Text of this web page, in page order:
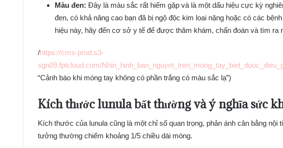
Màu đen: Đây là màu sắc rất hiếm gặp và là một dấu hiệu cực kỳ
đen, có khả năng cao bạn đã bị ngộ độc kim loại nặng hoặc có các
hiệu này, hãy đến cơ sở y tế để được thăm khám, chẩn đoán và tìm ra
/https://cms-prod.s3-
sgn09.fptcloud.com/
“Cảnh báo khi móng tay không có phần trắng có màu sắc lạ”)
Kích thước lunula bất thường và ý nghĩa sức
Kích thước của lunula cũng là một chỉ số quan trọng, phản ánh cân bằng
tưởng thường chiếm khoảng 1/5 chiều dài móng.